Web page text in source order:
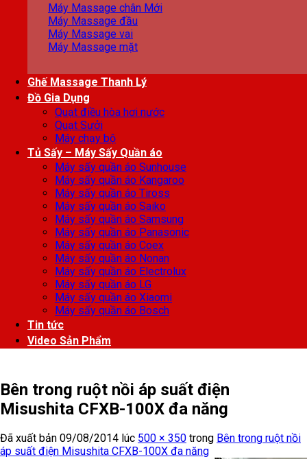
Máy Massage chân
Máy Massage đầu
Máy Massage vai
Máy Massage mặt
Ghế Massage Thanh Lý
Đồ Gia Dụng
Quạt điều hòa hơi nước
Quạt Sưởi
Máy chạy bộ
Tủ Sấy – Máy Sấy Quần áo
Máy sấy quần áo Sunhouse
Máy sấy quần áo Kangaroo
Máy sấy quần áo Tiross
Máy sấy quần áo Saiko
Máy sấy quần áo Samsung
Máy sấy quần áo Panasonic
Máy sấy quần áo Coex
Máy sấy quần áo Nonan
Máy sấy quần áo Electrolux
Máy sấy quần áo LG
Máy sấy quần áo Xiaomi
Máy sấy quần áo Bosch
Tin tức
Video Sản Phẩm
Bên trong ruột nồi áp suất điện
Misushita CFXB-100X đa năng
Đã xuất bản 09/08/2014 lúc 500 × 350 trong Bên trong ruột nồi
áp suất điện Misushita CFXB-100X đa năng